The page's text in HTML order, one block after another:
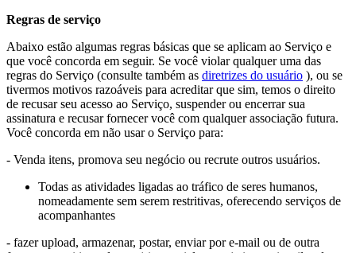
Regras de serviço
Abaixo estão algumas regras básicas que se aplicam ao Serviço e
que você concorda em seguir. Se você violar qualquer uma das
regras do Serviço (consulte também as diretrizes do usuário ), ou se
tivermos motivos razoáveis para acreditar que sim, temos o direito
de recusar seu acesso ao Serviço, suspender ou encerrar sua
assinatura e recusar fornecer você com qualquer associação futura.
Você concorda em não usar o Serviço para:
- Venda itens, promova seu negócio ou recrute outros usuários.
Todas as atividades ligadas ao tráfico de seres humanos,
nomeadamente sem serem restritivas, oferecendo serviços de
acompanhantes
- fazer upload, armazenar, postar, enviar por e-mail ou de outra